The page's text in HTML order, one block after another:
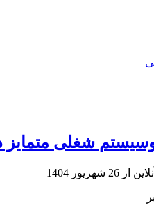
شغلی
از 26 شهریور 1404